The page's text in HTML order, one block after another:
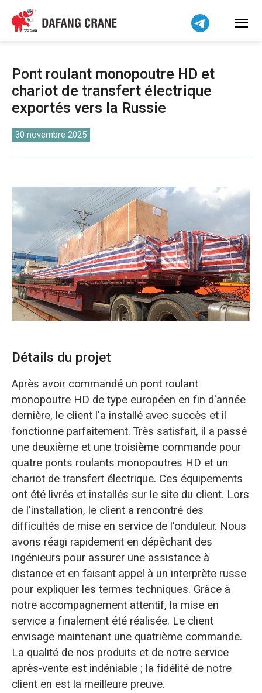
Pont roulant monopoutre HD et
chariot de transfert électrique
exportés vers la Russie
30 novembre 2025
Détails du projet
Après avoir commandé un pont roulant
monopoutre HD de type européen en fin d'année
dernière, le client l'a installé avec succès et il
fonctionne parfaitement. Très satisfait, il a passé
une deuxième et une troisième commande pour
quatre ponts roulants monopoutres HD et un
chariot de transfert électrique. Ces équipements
ont été livrés et installés sur le site du client. Lors
de l'installation, le client a rencontré des
difficultés de mise en service de l'onduleur. Nous
avons réagi rapidement en dépêchant des
ingénieurs pour assurer une assistance à
distance et en faisant appel à un interprète russe
pour expliquer les termes techniques. Grâce à
notre accompagnement attentif, la mise en
service a finalement été réalisée. Le client
envisage maintenant une quatrième commande.
La qualité de nos produits et de notre service
après-vente est indéniable ; la fidélité de notre
client en est la meilleure preuve.
Bahasa Indonesia
Bahasa Melayu
বাংলা
فارسی
Pilipino
اردو
Українська
Беларуская мова
Kiswahili
Dansk
Norsk
O‘zbekcha